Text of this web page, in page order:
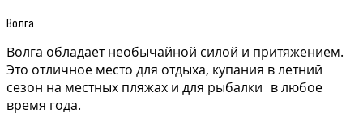
Волга
Волга обладает необычайной силой и притяжением.
Это отличное место для отдыха, купания в летний
сезон на местных пляжах и для рыбалки в любое
время года.